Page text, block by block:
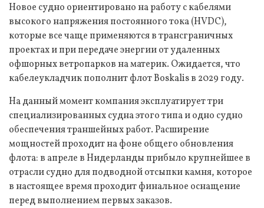
Новое судно ориентировано на работу с кабелями
высокого напряжения постоянного тока (HVDC),
которые все чаще применяются в трансграничных
проектах и при передаче энергии от удаленных
офшорных ветропарков на материк. Ожидается, что
кабелеукладчик пополнит флот Boskalis в 2029 году.
На данный момент компания эксплуатирует три
специализированных судна этого типа и одно судно
обеспечения траншейных работ. Расширение
мощностей проходит на фоне общего обновления
флота: в апреле в Нидерланды прибыло крупнейшее в
отрасли судно для подводной отсыпки камня, которое
в настоящее время проходит финальное оснащение
перед выполнением первых заказов.